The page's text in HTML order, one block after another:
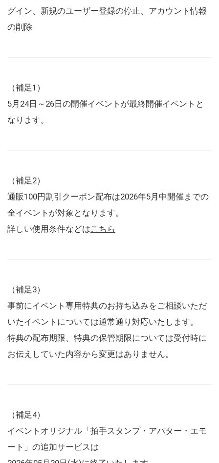
グイン、新規のユーザー登録の停止、アカウント情報
の削除
（補足1）
5月24日～26日の開催イベントが最終開催イベントと
なります。
（補足2）
通販100円割引クーポン配布は2026年5月中開催までの
全イベントが対象となります。
詳しい使用条件などはこちら
（補足3）
事前にイベント専用特典のお持ち込みをご相談いただ
いたイベントについては通常通り対応いたします。
特典の配布期限、特典の保管期限については受付時に
お伝えしていた内容から変更はありません。
（補足4）
イベントオリジナル「拍手スタンプ・アバター・エモ
ート」の追加サービスは